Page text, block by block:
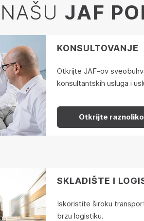
JAF
KONSULTOVANJE
Otkrijte JAF-ov
konsultantskih usluga i
Otkrijte
SKLADIŠTE I
Iskoristite široku
brzu logistiku.